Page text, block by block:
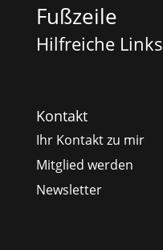
Fußzeile
Hilfreiche Links
Kontakt
Ihr Kontakt zu mir
Mitglied werden
Newsletter